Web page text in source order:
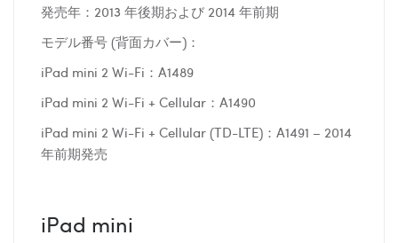
発売年：2013 年後期および 2014 年前期
モデル番号 (背面カバー)：
iPad mini 2 Wi-Fi：A1489
iPad mini 2 Wi-Fi + Cellular：A1490
iPad mini 2 Wi-Fi + Cellular (TD-LTE)：A1491 – 2014
年前期発売
iPad mini